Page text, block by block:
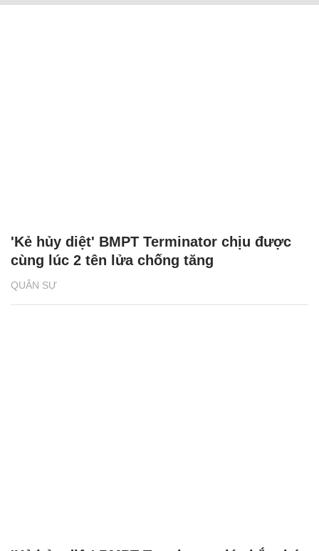
QUÂN SỰ
'Kẻ hủy diệt' BMPT Terminator chịu được
cùng lúc 2 tên lửa chống tăng